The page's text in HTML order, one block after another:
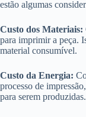
estão algumas
Custo dos Materiais:
para imprimir a peça.
material consumível.
Custo da Energia:
processo de
para serem produzidas.